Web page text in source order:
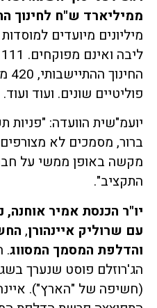
ממיליארד ש"ח לחינוך
מיליונים מיועדים
פוליטיים שונים. ועוד ועוד.
יועמ"שית הוועדה: "פניות
ברור, מסמכים לא
מקשה באופן ממשי על
התקציב".
יו"ר הכנסת אמיר
עם שרוליק איינהורן,
והדלפת המסמך המסווג.
הג'רוזלם פוסט שנערך
(חשיפה של "הארץ").